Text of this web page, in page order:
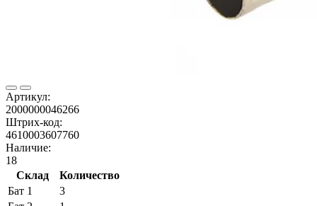
Артикул:
2000000046266
Штрих-код:
4610003607760
Наличие:
18
Склад
Количество
Бат 1
3